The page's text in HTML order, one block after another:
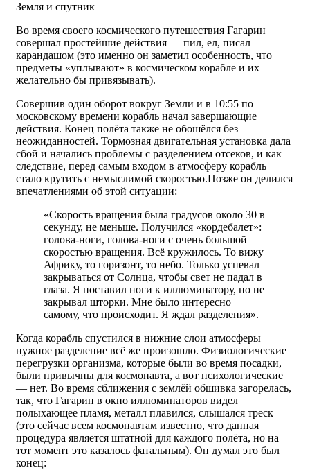
Земля и спутник
Во время своего космического путешествия Гагарин
совершал простейшие действия — пил, ел, писал
карандашом (это именно он заметил особенность, что
предметы «уплывают» в космическом корабле и их
желательно бы привязывать).
Совершив один оборот вокруг Земли и в 10:55 по
московскому времени корабль начал завершающие
действия. Конец полёта также не обошёлся без
неожиданностей. Тормозная двигательная установка дала
сбой и начались проблемы с разделением отсеков, и как
следствие, перед самым входом в атмосферу корабль
стало крутить с немыслимой скоростью.Позже он делился
впечатлениями об этой ситуации:
«Скорость вращения была градусов около 30 в
секунду, не меньше. Получился «кордебалет»:
голова-ноги, голова-ноги с очень большой
скоростью вращения. Всё кружилось. То вижу
Африку, то горизонт, то небо. Только успевал
закрываться от Солнца, чтобы свет не падал в
глаза. Я поставил ноги к иллюминатору, но не
закрывал шторки. Мне было интересно
самому, что происходит. Я ждал разделения».
Когда корабль спустился в нижние слои атмосферы
нужное разделение всё же произошло. Физиологические
перегрузки организма, которые были во время посадки,
были привычны для космонавта, а вот психологические
— нет. Во время сближения с землёй обшивка загорелась,
так, что Гагарин в окно иллюминаторов видел
полыхающее пламя, металл плавился, слышался треск
(это сейчас всем космонавтам известно, что данная
процедура является штатной для каждого полёта, но на
тот момент это казалось фатальным). Он думал это был
конец: